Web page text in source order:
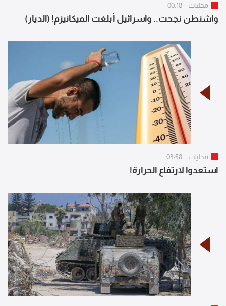
محليات 00:18
واشنطن نجحت.. واسرائيل أبلغت الميكانيزم! (الديار)
محليات 03:58
استعدوا لارتفاع الحرارة!